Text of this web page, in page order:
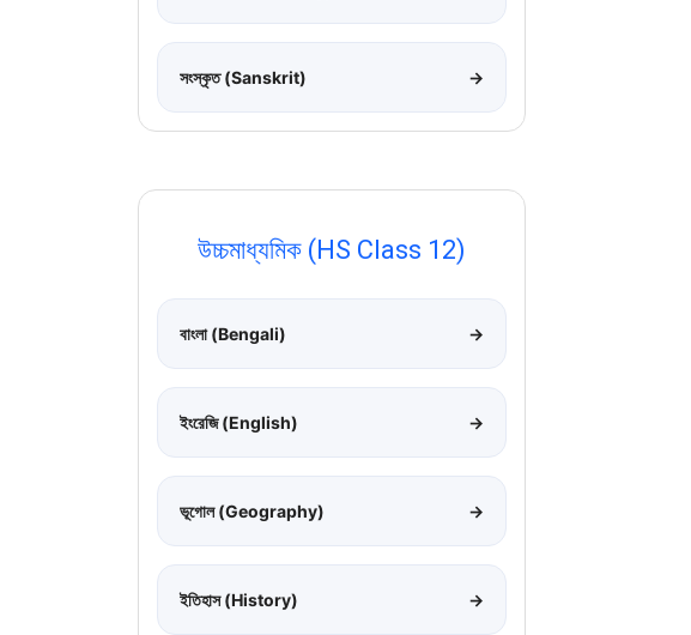
সংস্কৃত (Sanskrit) →
উচ্চমাধ্যমিক (HS Class 12)
বাংলা (Bengali) →
ইংরেজি (English) →
ভূগোল (Geography) →
ইতিহাস (History) →